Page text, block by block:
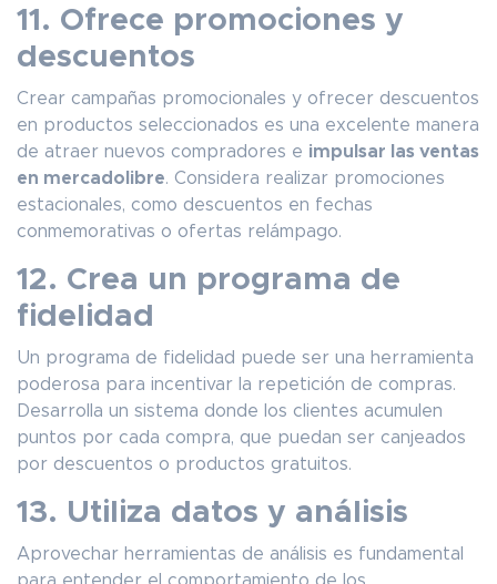
11. Ofrece promociones y
descuentos
Crear campañas promocionales y ofrecer descuentos
en productos seleccionados es una excelente manera
de atraer nuevos compradores e impulsar las ventas
en mercadolibre. Considera realizar promociones
estacionales, como descuentos en fechas
conmemorativas o ofertas relámpago.
12. Crea un programa de
fidelidad
Un programa de fidelidad puede ser una herramienta
poderosa para incentivar la repetición de compras.
Desarrolla un sistema donde los clientes acumulen
puntos por cada compra, que puedan ser canjeados
por descuentos o productos gratuitos.
13. Utiliza datos y análisis
Aprovechar herramientas de análisis es fundamental